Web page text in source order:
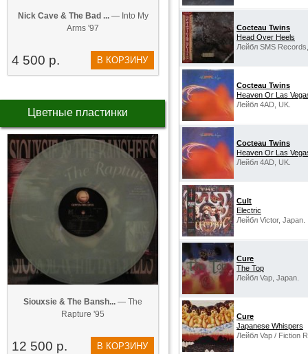
Nick Cave & The Bad ...— Into My
Arms '97
4 500 р. В КОРЗИНУ
Цветные пластинки
Siouxsie & The Bansh... — The
Rapture '95
12 500 р. В КОРЗИНУ
Cocteau Twins
Head Over Heels
Лейбл SMS
Cocteau Twins
Heaven Or Las
Лейбл 4AD, UK.
Cocteau Twins
Heaven Or Las
Лейбл 4AD, UK.
Cult
Electric
Лейбл Victor, Japan.
Cure
The Top
Лейбл Vap, Japan.
Cure
Japanese Whispers
Лейбл Vap ‎/ Fiction